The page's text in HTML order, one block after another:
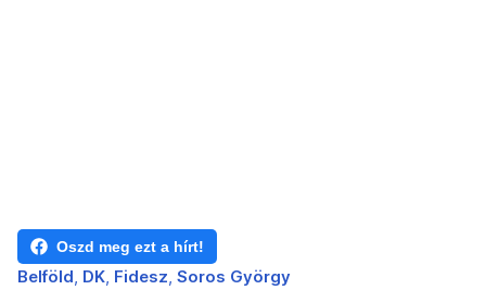
Oszd meg ezt a hírt!
Belföld DK Fidesz Soros György